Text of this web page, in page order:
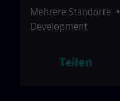
Mehrere Standorte •
Development
Teilen